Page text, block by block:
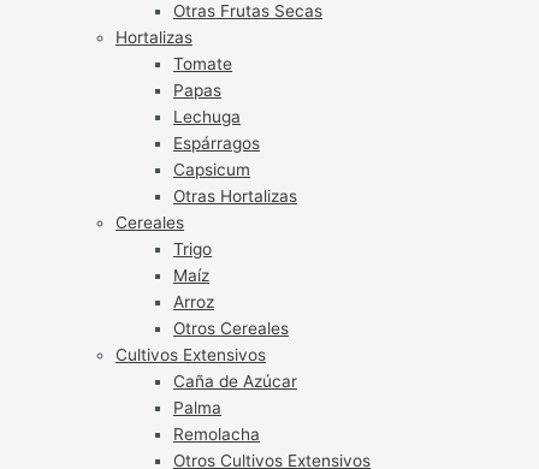
Otras Frutas Secas
Hortalizas
Tomate
Papas
Lechuga
Espárragos
Capsicum
Otras Hortalizas
Cereales
Trigo
Maíz
Arroz
Otros Cereales
Cultivos Extensivos
Caña de Azúcar
Palma
Remolacha
Otros Cultivos Extensivos